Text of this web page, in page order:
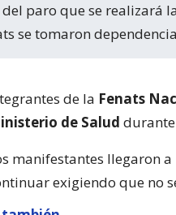
se tomaron
de la Fenats
de Salud durante
manifestantes llegaron
exigiendo que no